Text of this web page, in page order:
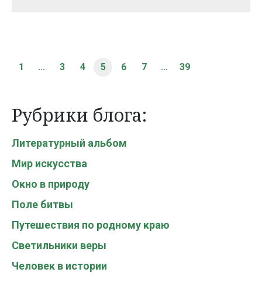
1 ... 3 4 5 6 7 ... 39
Рубрики блога:
Литературный альбом
Мир искусства
Окно в природу
Поле битвы
Путешествия по родному краю
Светильники веры
Человек в истории